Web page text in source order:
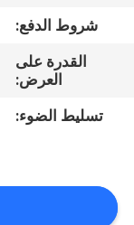
أخبار
SHOPPING
شروط الدفع:
القدرة على
العرض:
تسليط الضوء: